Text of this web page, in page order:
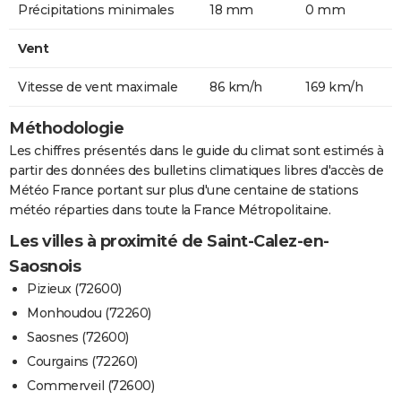
Précipitations minimales 18 mm 0 mm
Vent
Vitesse de vent maximale 86 km/h 169 km/h
Méthodologie
Les chiffres présentés dans le guide du climat sont estimés à
partir des données des bulletins climatiques libres d'accès de
Météo France portant sur plus d'une centaine de stations
météo réparties dans toute la France Métropolitaine.
Les villes à proximité de Saint-Calez-en-
Saosnois
Pizieux (72600)
Monhoudou (72260)
Saosnes (72600)
Courgains (72260)
Commerveil (72600)